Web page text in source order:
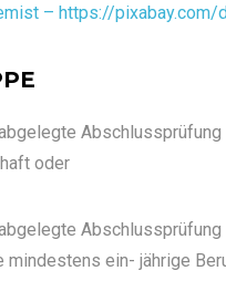
– https://
oder
mindestens ein- jährige